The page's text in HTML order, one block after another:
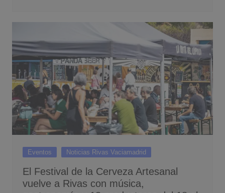
Eventos Noticias Rivas Vaciamadrid
El Festival de la Cerveza Artesanal
vuelve a Rivas con música,